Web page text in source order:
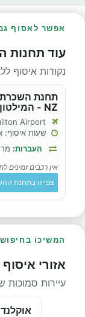
אפשר לאסוף
עוד תחנות
נקודות איסוף
NZ - המילטון
שעות איסוף: א׳–ה׳
העברות:
אין רכבים זמינים
צפייה בתחנת
המשיכו בחיפוש
אזורי
עיירות סמוכות
אוקלנד